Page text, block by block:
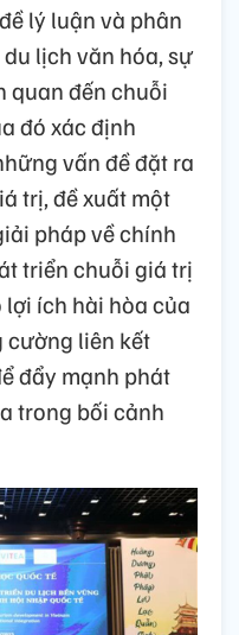
lý luận và phân
lịch văn hóa, sự
quan đến chuỗi
đó xác định
vấn đề đặt ra
trị, đề xuất một
pháp về chính
triển chuỗi giá trị
ích hài hòa của
cường liên kết
đẩy mạnh phát
trong bối cảnh